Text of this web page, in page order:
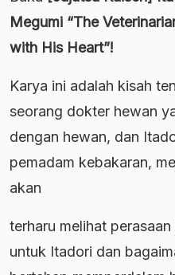
Megumi “The
with His Heart”!
Karya ini adalah kisah
seorang dokter hewan
dengan hewan, dan
pemadam kebakaran,
akan
terharu melihat
untuk Itadori dan